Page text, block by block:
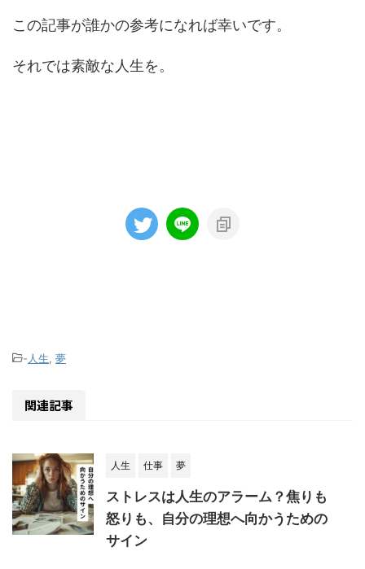
この記事が誰かの参考になれば幸いです。
それでは素敵な人生を。
- 人生 夢
関連記事
人生 仕事 夢
ストレスは人生のアラーム？焦りも
怒りも、自分の理想へ向かうための
サイン